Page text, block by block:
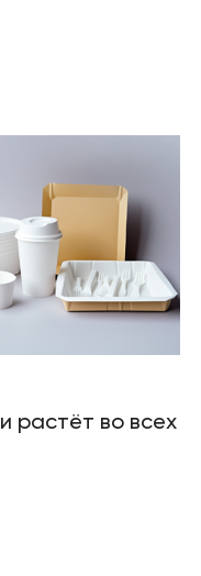
растёт во всех